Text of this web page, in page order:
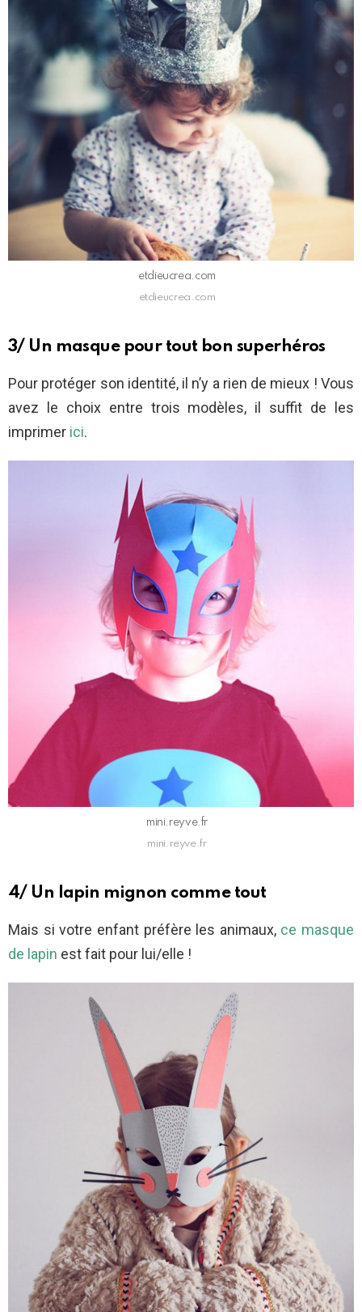
etdieucrea.com
etdieucrea.com
3/ Un masque pour tout bon superhéros
Pour protéger son identité, il n’y a rien de mieux ! Vous
avez le choix entre trois modèles, il suffit de les
imprimer ici.
mini.reyve.fr
mini.reyve.fr
4/ Un lapin mignon comme tout
Mais si votre enfant préfère les animaux, ce masque
de lapin est fait pour lui/elle !